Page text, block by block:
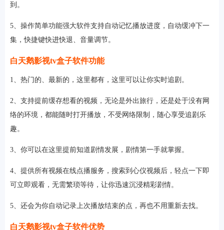
到。
5、操作简单功能强大软件支持自动记忆播放进度，自动缓冲下一
集，快捷键快进快退、音量调节。
白天鹅影视tv盒子软件功能
1、热门的、最新的，这里都有，这里可以让你实时追剧。
2、支持提前缓存想看的视频，无论是外出旅行，还是处于没有网
络的环境，都能随时打开播放，不受网络限制，随心享受追剧乐
趣。
3、你可以在这里提前知道剧情发展，剧情第一手就掌握。
4、提供所有视频在线点播服务，搜索到心仪视频后，轻点一下即
可立即观看，无需繁琐等待，让你迅速沉浸精彩剧情。
5、还会为你自动记录上次播放结束的点，再也不用重新去找。
白天鹅影视tv盒子软件优势